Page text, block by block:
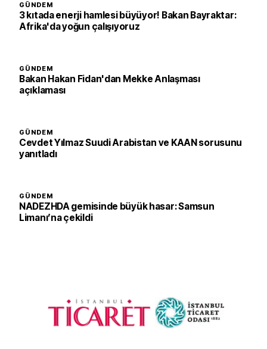
GÜNDEM
3 kıtada enerji hamlesi büyüyor! Bakan Bayraktar:
Afrika'da yoğun çalışıyoruz
GÜNDEM
Bakan Hakan Fidan'dan Mekke Anlaşması
açıklaması
GÜNDEM
Cevdet Yılmaz Suudi Arabistan ve KAAN sorusunu
yanıtladı
GÜNDEM
NADEZHDA gemisinde büyük hasar: Samsun
Limanı’na çekildi